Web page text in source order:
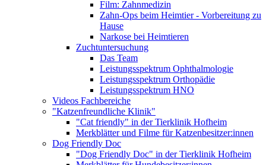
Film: Zahnmedizin
Zahn-Ops beim Heimtier - Vorbereitung zu
Hause
Narkose bei Heimtieren
Zuchtuntersuchung
Das Team
Leistungsspektrum Ophthalmologie
Leistungsspektrum Orthopädie
Leistungsspektrum HNO
Videos Fachbereiche
"Katzenfreundliche Klinik"
"Cat friendly" in der Tierklinik Hofheim
Merkblätter und Filme für Katzenbesitzer:innen
Dog Friendly Doc
"Dog Friendly Doc" in der Tierklinik Hofheim